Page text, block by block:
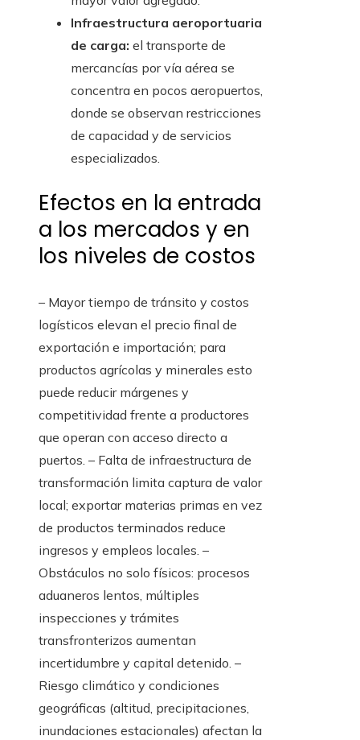
Infraestructura aeroportuaria
de carga: el transporte de
mercancías por vía aérea se
concentra en pocos aeropuertos,
donde se observan restricciones
de capacidad y de servicios
especializados.
Efectos en la entrada
a los mercados y en
los niveles de costos
– Mayor tiempo de tránsito y costos
logísticos elevan el precio final de
exportación e importación; para
productos agrícolas y minerales esto
puede reducir márgenes y
competitividad frente a productores
que operan con acceso directo a
puertos. – Falta de infraestructura de
transformación limita captura de valor
local; exportar materias primas en vez
de productos terminados reduce
ingresos y empleos locales. –
Obstáculos no solo físicos: procesos
aduaneros lentos, múltiples
inspecciones y trámites
transfronterizos aumentan
incertidumbre y capital detenido. –
Riesgo climático y condiciones
geográficas (altitud, precipitaciones,
inundaciones estacionales) afectan la